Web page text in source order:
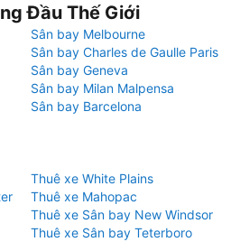
Đầu Thế Giới
Sân bay Melbourne
Sân bay Charles de Gaulle Paris
Sân bay Geneva
Sân bay Milan Malpensa
Sân bay Barcelona
Thuê xe White Plains
Thuê xe Mahopac
Thuê xe Sân bay New Windsor
Thuê xe Sân bay Teterboro